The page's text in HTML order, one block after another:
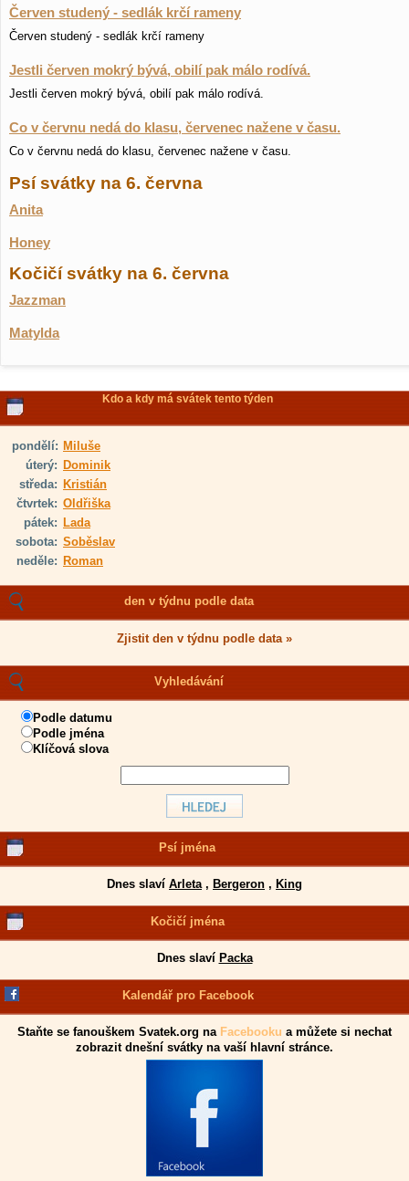
Červen studený - sedlák krčí rameny
Červen studený - sedlák krčí rameny
Jestli červen mokrý bývá, obilí pak málo rodívá.
Jestli červen mokrý bývá, obilí pak málo rodívá.
Co v červnu nedá do klasu, červenec nažene v času.
Co v červnu nedá do klasu, červenec nažene v času.
Psí svátky na 6. června
Anita
Honey
Kočičí svátky na 6. června
Jazzman
Matylda
Kdo a kdy má svátek tento týden
pondělí: Miluše
úterý: Dominik
středa: Kristián
čtvrtek: Oldřiška
pátek: Lada
sobota: Soběslav
neděle: Roman
den v týdnu podle data
Zjistit den v týdnu podle data »
Vyhledávání
Podle datumu
Podle jména
Klíčová slova
Psí jména
Dnes slaví Arleta, Bergeron , King
Kočičí jména
Dnes slaví Packa
Kalendář pro Facebook
Staňte se fanouškem Svatek.org na Facebooku a můžete si nechat
zobrazit dnešní svátky na vaší hlavní stránce.